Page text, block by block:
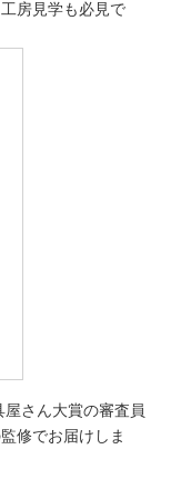
房見学も必見で
屋さん大賞の審査員
修でお届けしま